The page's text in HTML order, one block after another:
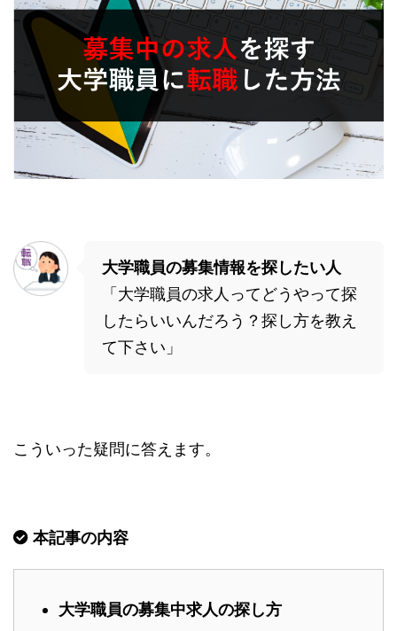
大学職員の募集情報を探したい人
「大学職員の求人ってどうやって探
したらいいんだろう？探し方を教え
て下さい」
こういった疑問に答えます。
本記事の内容
大学職員の募集中求人の探し方